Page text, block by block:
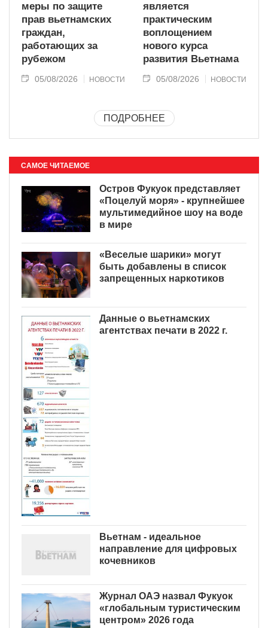
меры по защите
прав вьетнамских
граждан,
работающих за
рубежом
05/08/2026 НОВОСТИ
является
практическим
воплощением
нового курса
развития Вьетнама
05/08/2026 НОВОСТИ
ПОДРОБНЕЕ
САМОЕ ЧИТАЕМОЕ
Остров Фукуок представляет
«Поцелуй моря» - крупнейшее
мультимедийное шоу на воде
в мире
«Веселые шарики» могут
быть добавлены в список
запрещенных наркотиков
Данные о вьетнамских
агентствах печати в 2022 г.
Вьетнам - идеальное
направление для цифровых
кочевников
Журнал ОАЭ назвал Фукуок
«глобальным туристическим
центром» 2026 года